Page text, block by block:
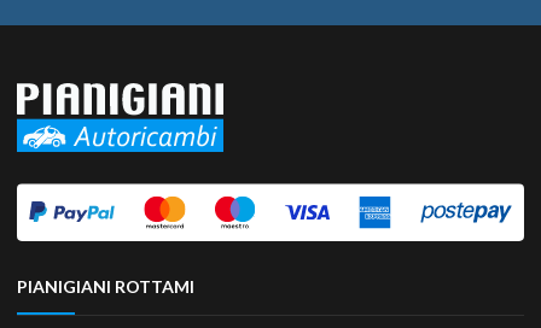
PIANIGIANI ROTTAMI